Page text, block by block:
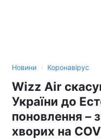
Новини › Коронавірус
Wizz Air
України до
поновлення –
хворих на